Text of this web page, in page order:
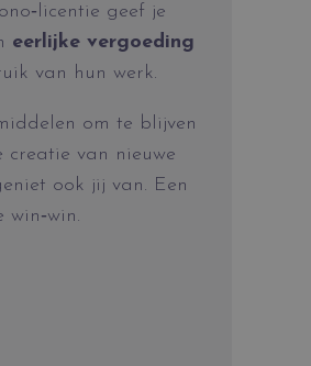
geef je
eerlijke vergoeding
van hun werk.
om te blijven
creatie van nieuwe
ook jij van. Een
win‑win.